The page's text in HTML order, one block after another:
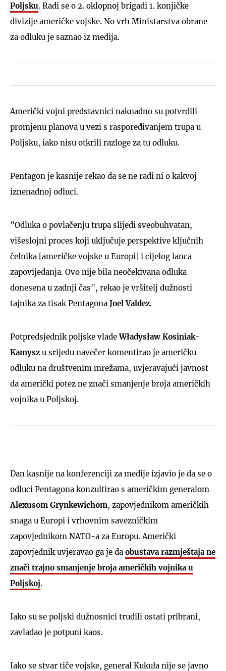
Poljsku. Radi se o 2. oklopnoj brigadi 1. konjičke
divizije američke vojske. No vrh Ministarstva obrane
za odluku je saznao iz medija.
Američki vojni predstavnici naknadno su potvrdili
promjenu planova u vezi s raspoređivanjem trupa u
Poljsku, iako nisu otkrili razloge za tu odluku.
Pentagon je kasnije rekao da se ne radi ni o kakvoj
iznenadnoj odluci.
"Odluka o povlačenju trupa slijedi sveobuhvatan,
višeslojni proces koji uključuje perspektive ključnih
čelnika [američke vojske u Europi] i cijelog lanca
zapovijedanja. Ovo nije bila neočekivana odluka
donesena u zadnji čas", rekao je vršitelj dužnosti
tajnika za tisak Pentagona Joel Valdez.
Potpredsjednik poljske vladeWładysław Kosiniak-
Kamysz u srijedu navečer komentirao je američku
odluku na društvenim mrežama, uvjeravajući javnost
da američki potez ne znači smanjenje broja američkih
vojnika u Poljskoj.
Dan kasnije na konferenciji za medije izjavio je da se o
odluci Pentagona konzultirao s američkim generalom
Alexusom Grynkewichom, zapovjednikom američkih
snaga u Europi i vrhovnim savezničkim
zapovjednikom NATO-a za Europu. Američki
zapovjednik uvjeravao ga je da obustava razmještaja ne
znači trajno smanjenje broja američkih vojnika u
Poljskoj.
Iako su se poljski dužnosnici trudili ostati pribrani,
zavladao je potpuni kaos.
Iako se stvar tiče vojske, general Kukuła nije se javno